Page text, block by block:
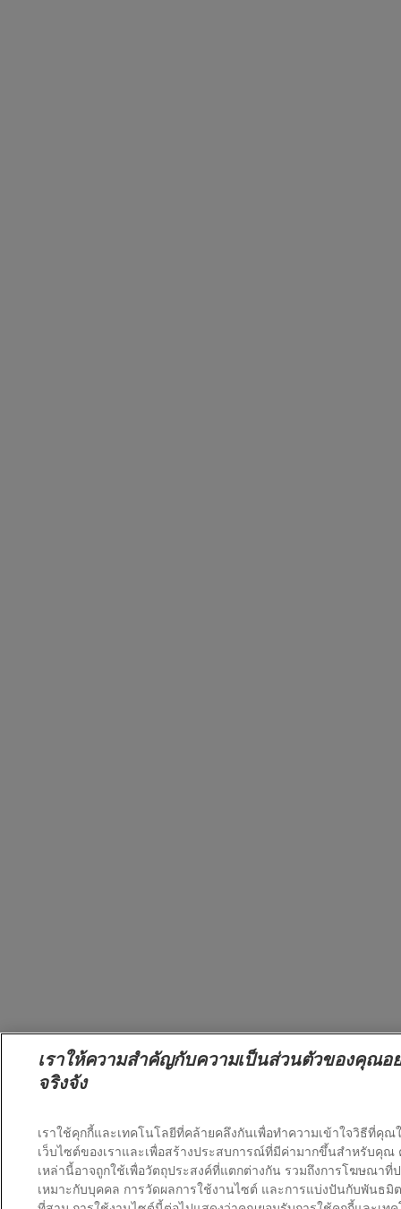
เราให้ความสำคัญกับความเป็นส่วนตัวของคุณอ
จริงจัง
เราใช้คุกกี้และเทคโนโลยีที่คล้ายคลึงกันเพื่อทำความเข้าใจวิธีที่คุณ
เว็บไซต์ของเราและเพื่อสร้างประสบการณ์ที่มีค่ามากขึ้นสำหรับคุณ
เหล่านี้อาจถูกใช้เพื่อวัตถุประสงค์ที่แตกต่างกัน รวมถึงการโฆษณาที่
เหมาะกับบุคคล การวัดผลการใช้งานไซต์ และการแบ่งปันกับพันธมิ